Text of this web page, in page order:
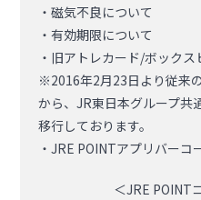
・磁気不良について
・有効期限について
・旧アトレカード/ボック
※2016年2月23日より従来
から、JR東日本グループ共
移行しております。
・JRE POINTアプリバーコ
＜JRE POINT